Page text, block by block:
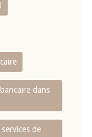
dans
de